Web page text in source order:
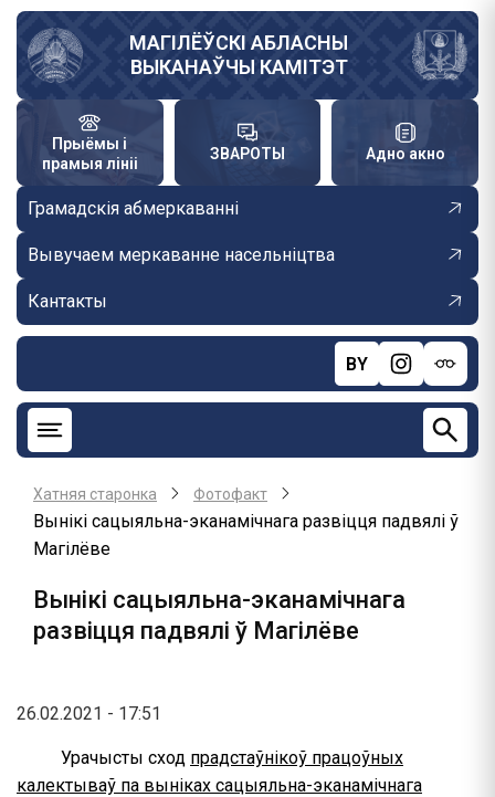
Skip
main
content
МАГІЛЁЎСКІ АБЛАСНЫ
ВЫКАНАЎЧЫ КАМІТЭТ
Прыёмы і
прамыя лініі
ЗВАРОТЫ Адно акно
Грамадскія абмеркаванні
Вывучаем меркаванне насельніцтва
Кантакты
BY
Хатняя старонка Фотофакт
Вынікі сацыяльна-эканамічнага развіцця падвялі ў
Магілёве
Вынікі сацыяльна-эканамічнага
развіцця падвялі ў Магілёве
26.02.2021 - 17:51
Урачысты сход прадстаўнікоў працоўных
калектываў па выніках сацыяльна-эканамічнага